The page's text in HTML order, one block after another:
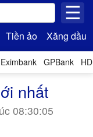
☰
Tiền ảo Xăng dầu
Eximbank GPBank
nhất
08:30:05